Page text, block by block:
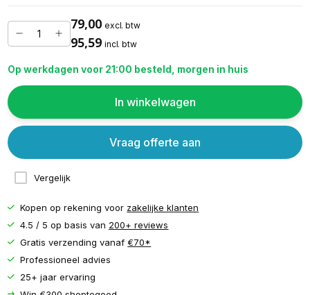
79,00 excl. btw
95,59 incl. btw
Op werkdagen voor 21:00 besteld, morgen in huis
In winkelwagen
Vergelijk
Vraag offerte aan
Kopen op rekening voor zakelijke klanten
4.5 / 5 op basis van 200+ reviews
Gratis verzending vanaf€70*
Professioneel advies
25+ jaar ervaring